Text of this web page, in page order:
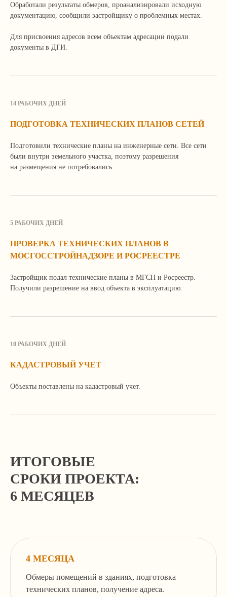
Обработали результаты обмеров, проанализировали исходную
документацию, сообщили застройщику о проблемных местах.
Для присвоения адресов всем объектам адресации подали
документы в ДГИ.
14 РАБОЧИХ ДНЕЙ
ПОДГОТОВКА ТЕХНИЧЕСКИХ ПЛАНОВ СЕТЕЙ
Подготовили технические планы на инженерные сети. Все сети
были внутри земельного участка, поэтому разрешения
на размещения не потребовались.
5 РАБОЧИХ ДНЕЙ
ПРОВЕРКА ТЕХНИЧЕСКИХ ПЛАНОВ В
МОСГОССТРОЙНАДЗОРЕ И РОСРЕЕСТРЕ
Застройщик подал технические планы в МГСН и Росреестр.
Получили разрешение на ввод объекта в эксплуатацию.
10 РАБОЧИХ ДНЕЙ
КАДАСТРОВЫЙ УЧЕТ
Объекты поставлены на кадастровый учет.
ИТОГОВЫЕ
СРОКИ ПРОЕКТА:
6 МЕСЯЦЕВ
4 МЕСЯЦА
Обмеры помещений в зданиях, подготовка
технических планов, получение адреса.
У вас похожая задача?
Мы поможем ее решить!
Отправить
Расскажите о ней по телефону, почте или
Мы свяжемся с вами, уточним детали